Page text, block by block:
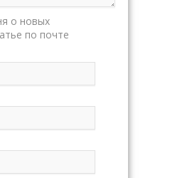
о новых
по почте